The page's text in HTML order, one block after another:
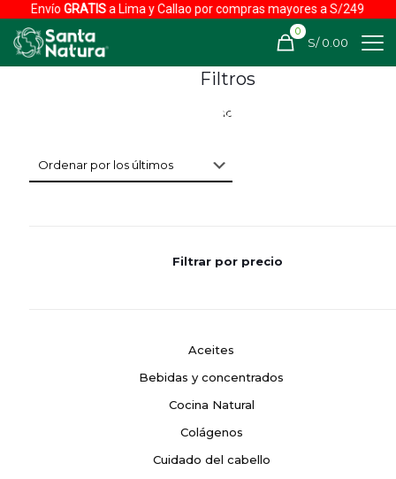
EnvíoGRATISa Lima y Callao por compras mayores a S/249
0
S/ 0.00
Filtros
Filtrar por precio
Aceites
Bebidas y concentrados
Cocina Natural
Colágenos
Cuidado del cabello